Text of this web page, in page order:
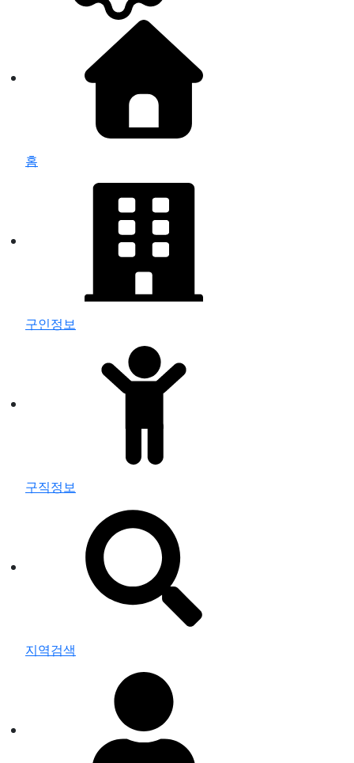
홈
구인정보
구직정보
지역검색